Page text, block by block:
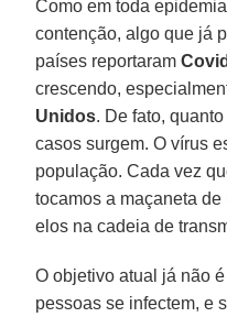
Como em toda
contenção, algo que já
países reportaram
crescendo,
Unidos. De fato,
casos surgem. O vírus
população. Cada vez
tocamos a maçaneta
elos na cadeia de
O objetivo atual já não
pessoas se infectem, e